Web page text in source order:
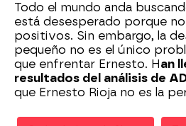
Todo el mundo anda
está desesperado porque
positivos. Sin embargo, la
pequeño no es el único
que enfrentar Ernesto. Han
resultados del análisis de
que Ernesto Rioja no es la